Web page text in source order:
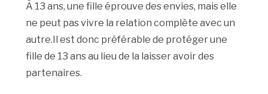
À 13 ans, une fille éprouve des envies, mais elle
ne peut pas vivre la relation complète avec un
autre.Il est donc préférable de protéger une
fille de 13 ans au lieu de la laisser avoir des
partenaires.